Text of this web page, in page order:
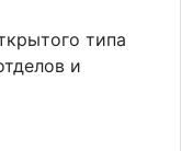
типа
и